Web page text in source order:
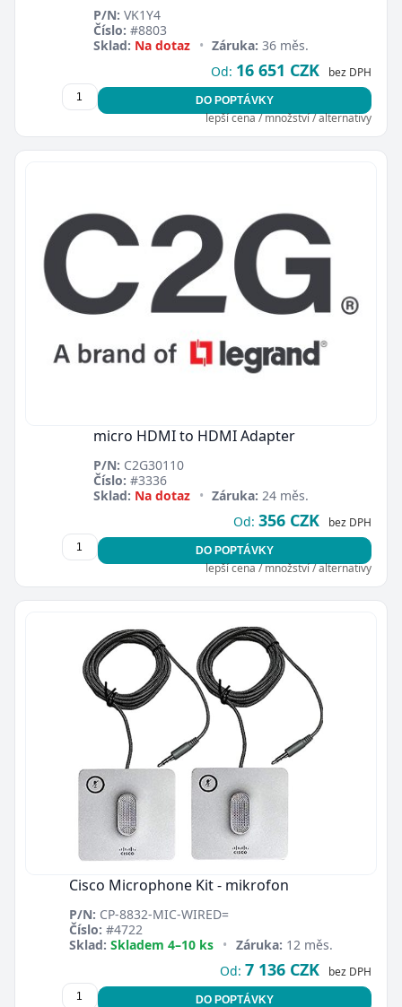
P/N: VK1Y4
Číslo: #8803
Sklad: Na dotaz • Záruka: 36 měs.
Od: 16 651 CZK bez DPH
DO POPTÁVKY
lepší cena / množství / alternativy
micro HDMI to HDMI Adapter
P/N: C2G30110
Číslo: #3336
Sklad: Na dotaz • Záruka: 24 měs.
Od: 356 CZK bez DPH
DO POPTÁVKY
lepší cena / množství / alternativy
Cisco Microphone Kit - mikrofon
P/N: CP-8832-MIC-WIRED=
Číslo: #4722
Sklad: Skladem 4–10 ks • Záruka: 12 měs.
Od: 7 136 CZK bez DPH
DO POPTÁVKY